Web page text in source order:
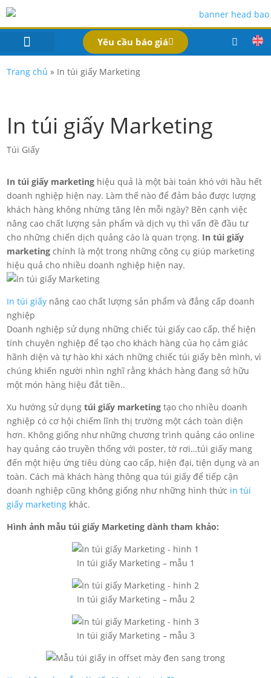
Yêu cầu báo giá
Trang chủ » In túi giấy Marketing
In túi giấy Marketing
Túi Giấy
In túi giấy marketing hiệu quả là một bài toán khó với hầu hết
doanh nghiệp hiện nay. Làm thế nào để đảm bảo được lượng
khách hàng không nhừng tăng lên mỗi ngày? Bên cạnh việc
nâng cao chất lượng sản phẩm và dịch vụ thì vấn đề đầu tư
cho những chiến dịch quảng cáo là quan trọng. In túi giấy
marketing chính là một trong những công cụ giúp marketing
hiệu quả cho nhiều doanh nghiệp hiện nay.
In túi giấy nâng cao chất lượng sản phẩm và đẳng cấp doanh
nghiệp
Doanh nghiệp sử dụng những chiếc túi giấy cao cấp, thể hiện
tính chuyên nghiệp để tạo cho khách hàng của họ cảm giác
hãnh diện và tự hào khi xách những chiếc túi giấy bên mình, vì
chúng khiến người nhìn nghĩ rằng khách hàng đang sở hữu
một món hàng hiệu đắt tiền..
Xu hướng sử dụngtúi giấy marketing tạo cho nhiều doanh
nghiệp có cơ hội chiếm lĩnh thị trường một cách toàn diện
hơn. Không giống như những chương trình quảng cáo online
hay quảng cáo truyền thống với poster, tờ rơi…túi giấy mang
đến một hiệu ứng tiêu dùng cao cấp, hiện đại, tiện dụng và an
toàn. Cách mà khách hàng thông qua túi giấy để tiếp cận
doanh nghiệp cũng không giống như những hình thức in túi
giấy marketing khác.
Hình ảnh mẫu túi giấy Marketing dành tham khảo:
In túi giấy Marketing – mẫu 1
In túi giấy Marketing – mẫu 2
In túi giấy Marketing – mẫu 3